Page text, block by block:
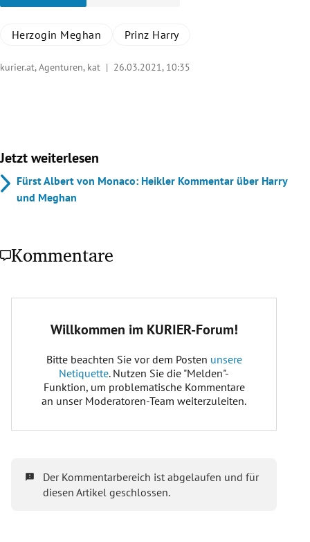
Herzogin Meghan Prinz Harry
kurier.at, Agenturen, kat | 26.03.2021, 10:35
Jetzt weiterlesen
Fürst Albert von Monaco: Heikler Kommentar über Harry
und Meghan
Kommentare